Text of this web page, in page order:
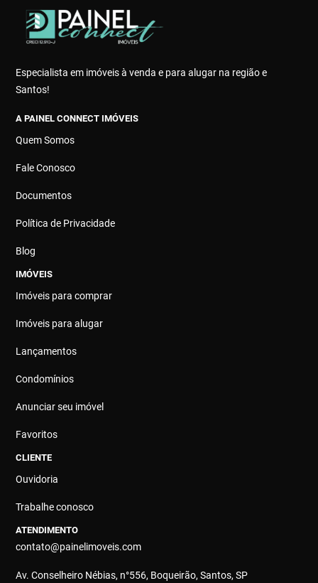
Especialista em imóveis à venda e para alugar na região e
Santos!
A PAINEL CONNECT IMÓVEIS
Quem Somos
Fale Conosco
Documentos
Política de Privacidade
Blog
IMÓVEIS
Imóveis para comprar
Imóveis para alugar
Lançamentos
Condomínios
Anunciar seu imóvel
Favoritos
CLIENTE
Ouvidoria
Trabalhe conosco
ATENDIMENTO
contato@painelimoveis.com
Av. Conselheiro Nébias, n°556, Boqueirão, Santos, SP